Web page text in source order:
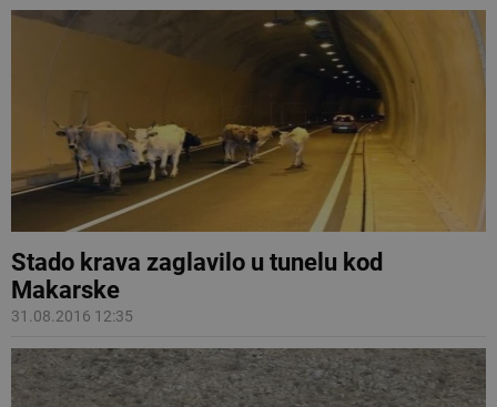
Stado krava zaglavilo u tunelu kod
Makarske
31.08.2016 12:35